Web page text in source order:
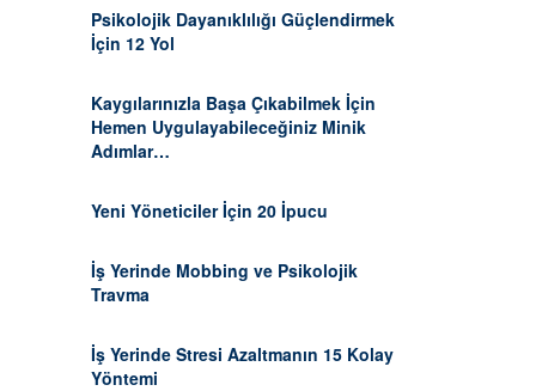
Psikolojik Dayanıklılığı Güçlendirmek
İçin 12 Yol
Kaygılarınızla Başa Çıkabilmek İçin
Hemen Uygulayabileceğiniz Minik
Adımlar…
Yeni Yöneticiler İçin 20 İpucu
İş Yerinde Mobbing ve Psikolojik
Travma
İş Yerinde Stresi Azaltmanın 15 Kolay
Yöntemi